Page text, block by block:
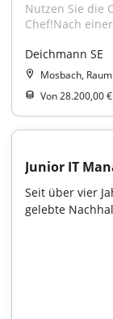
Nutzen Sie die
Chef!Nach
Deichmann SE
Mosbach, Raum
Von 28.200,00
Junior IT
Seit über vier
gelebte